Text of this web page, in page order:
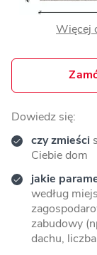
Więcej
Dowiedz się:
czy zmieści
Ciebie dom
jakie
według
zabudowy
dachu,